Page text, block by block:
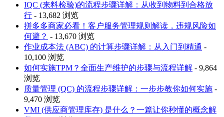
IQC (来料检验)的流程步骤详解：从收到物料到合格放
行 - 13,682 浏览
拼多多商家必看！客户服务管理规则解读，违规风险如
何避？ - 13,670 浏览
作业成本法 (ABC) 的计算步骤详解：从入门到精通 -
10,100 浏览
如何实施TPM？全面生产维护的步骤与流程详解 - 9,864
浏览
质量管理 (QC) 的流程步骤详解：一步步教你如何实施 -
9,470 浏览
VMI (供应商管理库存) 是什么？一篇让你秒懂的概念解